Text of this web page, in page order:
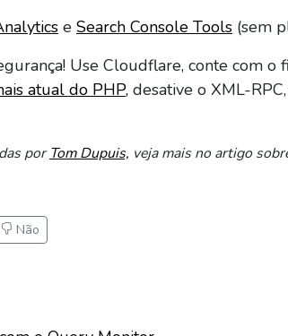
e Search Console Tools (sem
Use Cloudflare, conte com
atual do PHP, desative o XML-RPC,
porTom Dupuis, veja mais no artigo
Não